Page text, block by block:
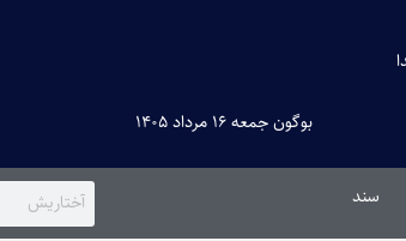
بوگون جمعه ۱۶ مرداد ۱۴۰۵
سند